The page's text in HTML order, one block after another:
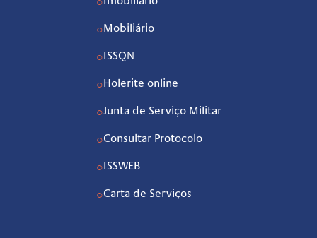
○Mobiliário
○ISSQN
○Holerite online
○Junta de Serviço Militar
○Consultar Protocolo
○ISSWEB
○Carta de Serviços